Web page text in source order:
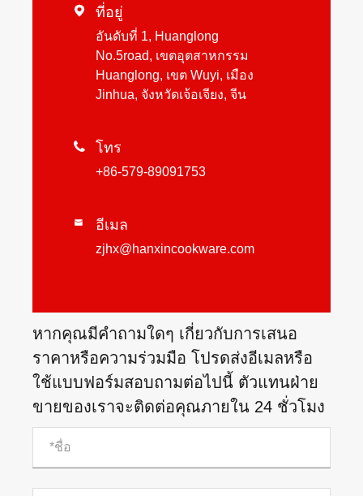
 ที่อยู่
อันดับที่ 1, Huanglong
No.5road, เขตอุตสาหกรรม
Huanglong, เขต Wuyi, เมือง
Jinhua, จังหวัดเจ้อเจียง, จีน
 โทร
+86-579-89091753
 อีเมล
zjhx@hanxincookware.com
หากคุณมีคำถามใดๆ เกี่ยวกับการเสนอ
ราคาหรือความร่วมมือ โปรดส่งอีเมลหรือ
ใช้แบบฟอร์มสอบถามต่อไปนี้ ตัวแทนฝ่าย
ขายของเราจะติดต่อคุณภายใน 24 ชั่วโมง